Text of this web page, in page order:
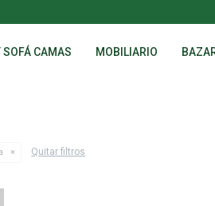
SOFÁ CAMAS MOBILIARIO
Quitar filtros